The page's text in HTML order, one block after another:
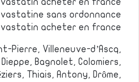
acheter en france
sans ordonnance
acheter en france
Pierre, Villeneuve-d’Ascq,
Bagnolet, Colomiers,
Thiais, Antony, Drôme,